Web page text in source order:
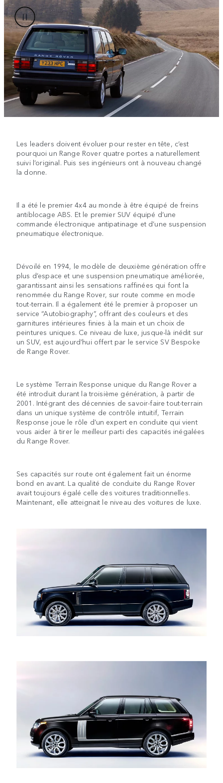
Les leaders doivent évoluer pour rester en tête, c’est
pourquoi un Range Rover quatre portes a naturellement
suivi l’original. Puis ses ingénieurs ont à nouveau changé
la donne.
Il a été le premier 4x4 au monde à être équipé de freins
antiblocage ABS. Et le premier SUV équipé d’une
commande électronique antipatinage et d’une suspension
pneumatique électronique.
Dévoilé en 1994, le modèle de deuxième génération offre
plus d’espace et une suspension pneumatique améliorée,
garantissant ainsi les sensations raffinées qui font la
renommée du Range Rover, sur route comme en mode
tout-terrain. Il a également été le premier à proposer un
service “Autobiography”, offrant des couleurs et des
garnitures intérieures finies à la main et un choix de
peintures uniques. Ce niveau de luxe, jusque-là inédit sur
un SUV, est aujourd’hui offert par le service SV Bespoke
de Range Rover.
Le système Terrain Response unique du Range Rover a
été introduit durant la troisième génération, à partir de
2001. Intégrant des décennies de savoir-faire tout-terrain
dans un unique système de contrôle intuitif, Terrain
Response joue le rôle d’un expert en conduite qui vient
vous aider à tirer le meilleur parti des capacités inégalées
du Range Rover.
Ses capacités sur route ont également fait un énorme
bond en avant. La qualité de conduite du Range Rover
avait toujours égalé celle des voitures traditionnelles.
Maintenant, elle atteignait le niveau des voitures de luxe.